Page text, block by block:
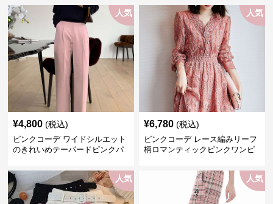
人気
¥4,800 (税込)
ピンクコーデ ワイドシルエット
のきれいめテーパードピンクパ
人気
¥6,780 (税込)
ピンクコーデ レース編みリーフ
柄ロマンティックピンクワンピ
人気 人気